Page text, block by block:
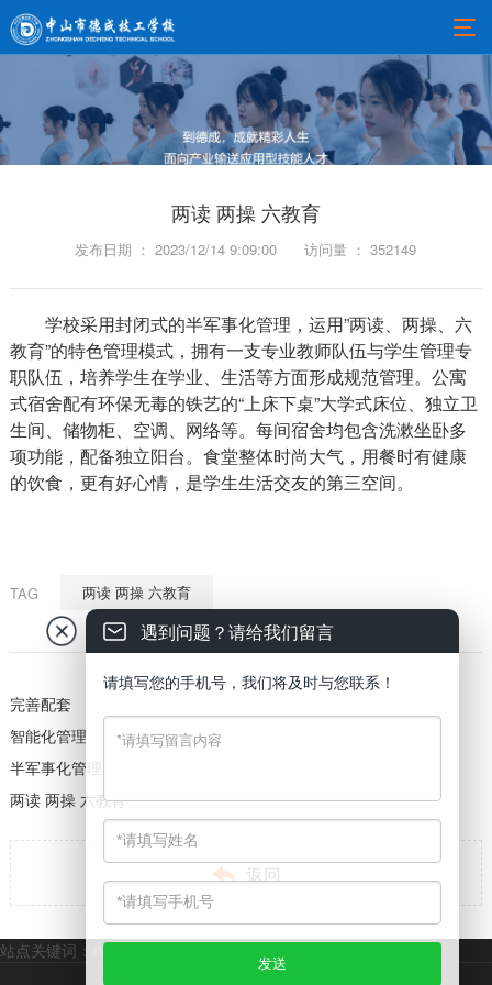
两读 两操 六教育
发布日期 ： 2023/12/14 9:09:00 访问量 ： 352149
学校采用封闭式的半军事化管理，运用”两读、两操、六
教育”的特色管理模式，拥有一支专业教师队伍与学生管理专
职队伍，培养学生在学业、生活等方面形成规范管理。公寓
式宿舍配有环保无毒的铁艺的“上床下桌”大学式床位、独立卫
生间、储物柜、空调、网络等。每间宿舍均包含洗漱坐卧多
项功能，配备独立阳台。食堂整体时尚大气，用餐时有健康
的饮食，更有好心情，是学生生活交友的第三空间。
TAG 两读 两操 六教育
完善配套
智能化管理
半军事化管理
两读 两操 六教育
 返回
站点关键词： 梅州市技工学校
遇到问题？请给我们留言
请填写您的手机号，我们将及时与您联系！